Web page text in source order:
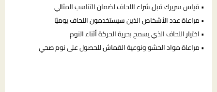
• قياس سريرك قبل شراء اللحاف لضمان التناسب المثالي
• مراعاة عدد الأشخاص الذين سيستخدمون اللحاف يوميًا
• اختيار اللحاف الذي يسمح بحرية الحركة أثناء النوم
• مراعاة مواد الحشو ونوعية القماش للحصول على نوم صحي